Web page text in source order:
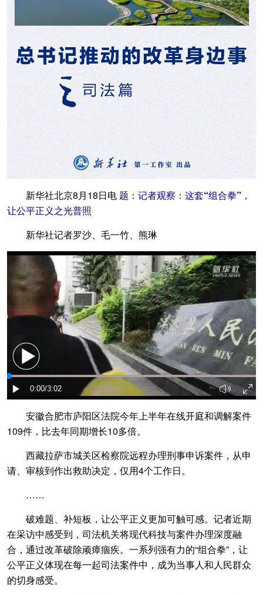
新华社北京8月18日电题：记者观察：这套“组合拳”，
让公平正义之光普照
新华社记者罗沙、毛一竹、熊琳
安徽合肥市庐阳区法院今年上半年在线开庭和调解案件
109件，比去年同期增长10多倍。
西藏拉萨市城关区检察院远程办理刑事申诉案件，从申
请、审核到作出救助决定，仅用4个工作日。
……
破难题、补短板，让公平正义更加可触可感。记者近期
在采访中感受到，司法机关将现代科技与案件办理深度融
合，通过改革破除顽瘴痼疾。一系列强有力的“组合拳”，让
公平正义体现在每一起司法案件中，成为当事人和人民群众
的切身感受。